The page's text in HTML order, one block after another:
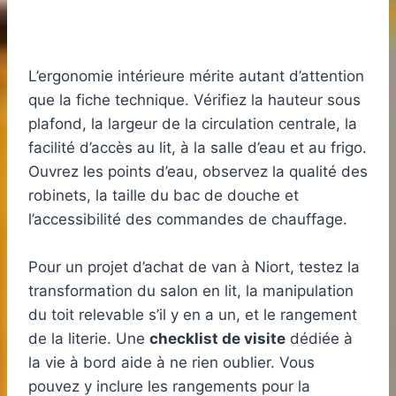
L’ergonomie intérieure mérite autant d’attention
que la fiche technique. Vérifiez la hauteur sous
plafond, la largeur de la circulation centrale, la
facilité d’accès au lit, à la salle d’eau et au frigo.
Ouvrez les points d’eau, observez la qualité des
robinets, la taille du bac de douche et
l’accessibilité des commandes de chauffage.
Pour un projet d’achat de van à Niort, testez la
transformation du salon en lit, la manipulation
du toit relevable s’il y en a un, et le rangement
de la literie. Une checklist de visite dédiée à
la vie à bord aide à ne rien oublier. Vous
pouvez y inclure les rangements pour la